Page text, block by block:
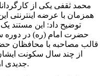
محمد ثقفی یکی از
همزمان با عرضه اینترنتی
توضیح داد: این مستند
حضرت امام (ره) در دوره
قالب مصاحبه با محافظان
از چند سال سکونت
جدیدی از زندگی حضرت امام (ره) پرداخته‌ایم.